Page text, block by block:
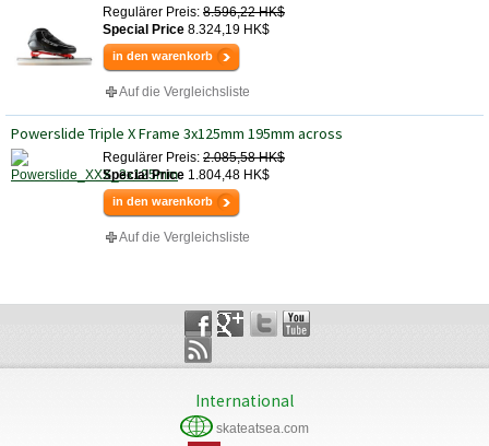
Regulärer Preis: 8.596,22 HK$
Special Price 8.324,19 HK$
in den warenkorb
Auf die Vergleichsliste
Powerslide Triple X Frame 3x125mm 195mm across
Regulärer Preis: 2.085,58 HK$
Special Price 1.804,48 HK$
in den warenkorb
Auf die Vergleichsliste
International
skateatsea.com